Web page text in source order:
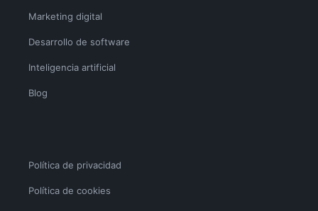
Marketing digital
Desarrollo de software
Inteligencia artificial
Blog
Política de privacidad
Política de cookies